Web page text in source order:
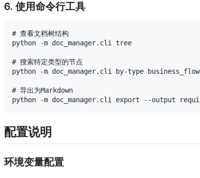
6. 使用命令行工具
# 查看文档树结构
python -m doc_manager.cli tree
# 搜索特定类型的节点
python -m doc_manager.cli by-type business_flow
# 导出为Markdown
配置说明
环境变量配置